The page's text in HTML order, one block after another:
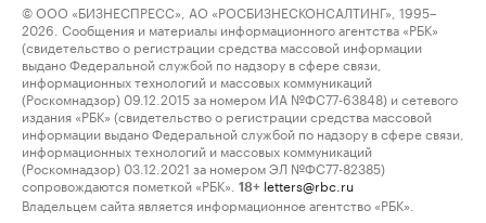
© ООО «БИЗНЕСПРЕСС», АО «РОСБИЗНЕСКОНСАЛТИНГ», 1995–
2026. Сообщения и материалы информационного агентства «РБК»
(свидетельство о регистрации средства массовой информации
выдано Федеральной службой по надзору в сфере связи,
информационных технологий и массовых коммуникаций
(Роскомнадзор) 09.12.2015 за номером ИА №ФС77-63848) и сетевого
издания «РБК» (свидетельство о регистрации средства массовой
информации выдано Федеральной службой по надзору в сфере связи,
информационных технологий и массовых коммуникаций
(Роскомнадзор) 03.12.2021 за номером ЭЛ №ФС77-82385)
сопровождаются пометкой «РБК».
18+ letters@rbc.ru
Владельцем сайта является информационное агентство «РБК».